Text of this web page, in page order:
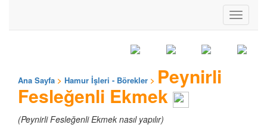
Toggle
Ana Sayfa > Hamur İşleri - Börekler > Peynirli
Fesleğenli Ekmek
(Peynirli Fesleğenli Ekmek nasıl yapılır)